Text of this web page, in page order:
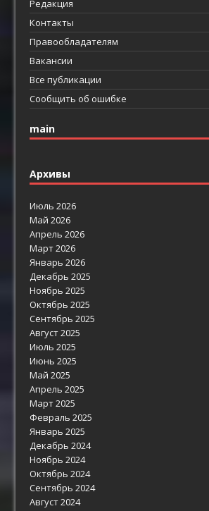
Редакция
Контакты
Правообладателям
Вакансии
Все публикации
Сообщить об ошибке
main
Архивы
Июль 2026
Май 2026
Апрель 2026
Март 2026
Январь 2026
Декабрь 2025
Ноябрь 2025
Октябрь 2025
Сентябрь 2025
Август 2025
Июль 2025
Июнь 2025
Май 2025
Апрель 2025
Март 2025
Февраль 2025
Январь 2025
Декабрь 2024
Ноябрь 2024
Октябрь 2024
Сентябрь 2024
Август 2024